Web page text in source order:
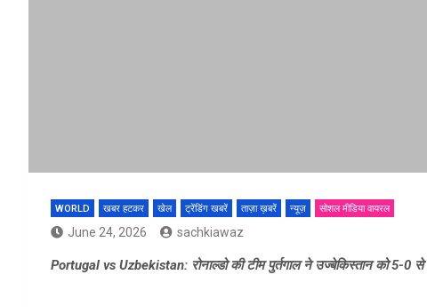
WORLD खबर हटकर खेल ट्रेंडिंग खबरें ताज़ा ख़बरें न्यूज़ सोशल मीडिया वायरल
June 24, 2026 sachkiawaz
Portugal vs Uzbekistan: रोनाल्डो की टीम पुर्तगाल ने उज्बेकिस्तान को 5-0